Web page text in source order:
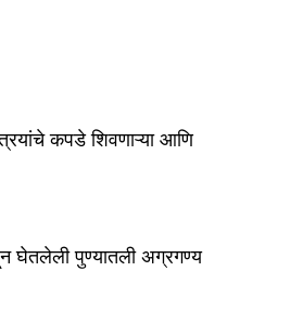
कपडे शिवणाऱ्या आणि